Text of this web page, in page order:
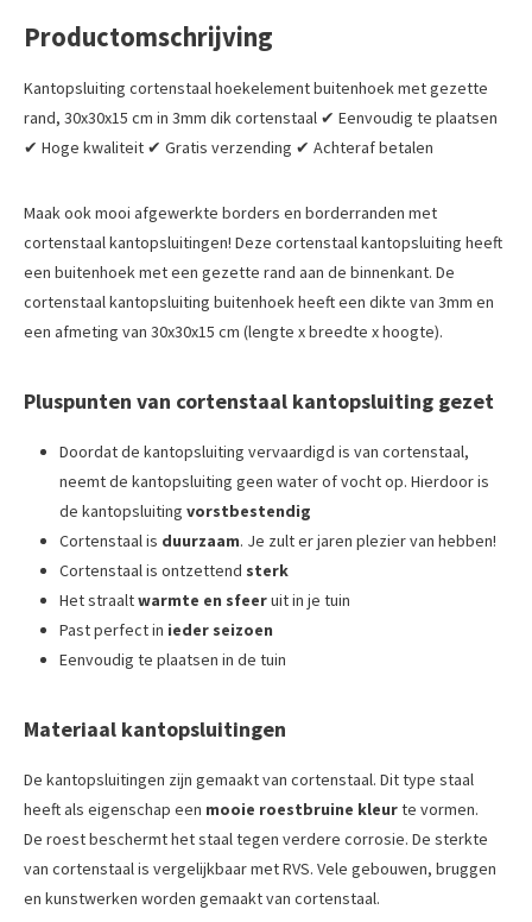
Productomschrijving
Kantopsluiting cortenstaal hoekelement buitenhoek met gezette
rand, 30x30x15 cm in 3mm dik cortenstaal ✔ Eenvoudig te plaatsen
✔ Hoge kwaliteit ✔ Gratis verzending ✔ Achteraf betalen
Maak ook mooi afgewerkte borders en borderranden met
cortenstaal kantopsluitingen! Deze cortenstaal kantopsluiting heeft
een buitenhoek met een gezette rand aan de binnenkant. De
cortenstaal kantopsluiting buitenhoek heeft een dikte van 3mm en
een afmeting van 30x30x15 cm (lengte x breedte x hoogte).
Pluspunten van cortenstaal kantopsluiting gezet
Doordat de kantopsluiting vervaardigd is van cortenstaal,
neemt de kantopsluiting geen water of vocht op. Hierdoor is
de kantopsluiting vorstbestendig
Cortenstaal is duurzaam. Je zult er jaren plezier van hebben!
Cortenstaal is ontzettend sterk
Het straaltwarmte en sfeeruit in je tuin
Past perfect in ieder seizoen
Eenvoudig te plaatsen in de tuin
Materiaal kantopsluitingen
De kantopsluitingen zijn gemaakt van cortenstaal. Dit type staal
heeft als eigenschap een mooie roestbruine kleurte vormen.
De roest beschermt het staal tegen verdere corrosie. De sterkte
van cortenstaal is vergelijkbaar met RVS. Vele gebouwen, bruggen
en kunstwerken worden gemaakt van cortenstaal.